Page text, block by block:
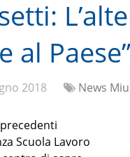
al
2018 News
Scuola Lavoro